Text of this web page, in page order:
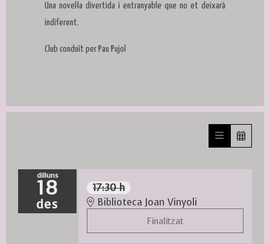
Una novel·la divertida i entranyable que no et deixarà
indiferent.
Club conduït per Pau Pujol
dilluns
18
des
17:30 h
Biblioteca Joan Vinyoli
Finalitzat